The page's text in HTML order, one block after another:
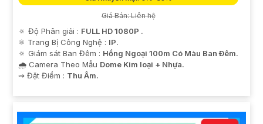
Giá Bán: Liên hệ
🔅 Độ Phân giải : FULL HD 1080P .
⚛️ Trang Bị Công Nghệ : IP.
🔅 Giám sát Ban Đêm : Hồng Ngoại 100m Có Màu Ban Ðêm.
🌧️ Camera Theo Mẫu Dome Kim loại + Nhựa.
️⇝ Đặt Điểm : Thu Âm.